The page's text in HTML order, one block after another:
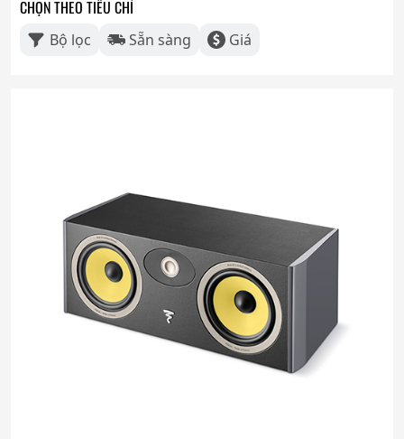
CHỌN THEO TIÊU CHÍ
Bộ lọc Sẵn sàng Giá